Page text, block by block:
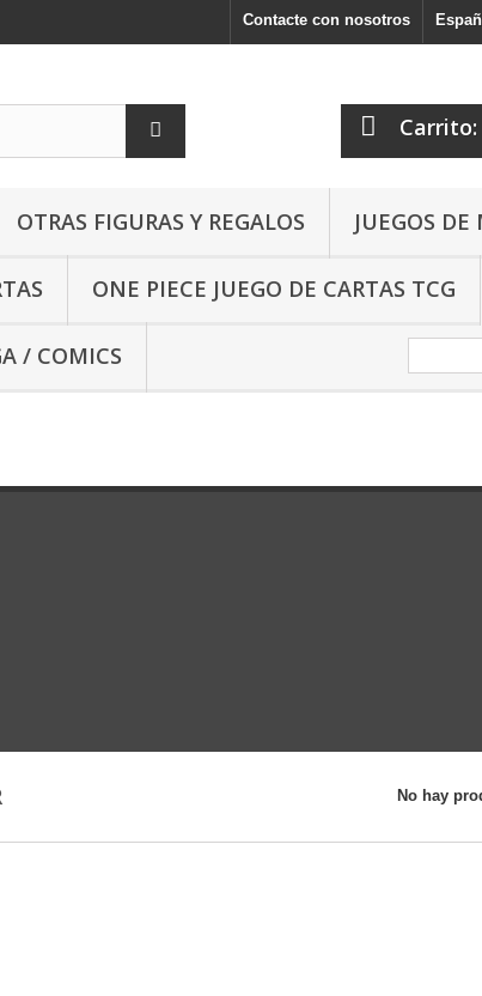
Contacte con nosotros
Carrito:
OTRAS FIGURAS Y REGALOS JUEGOS DE
ONE PIECE JUEGO DE CARTAS TCG
/ COMICS
No hay